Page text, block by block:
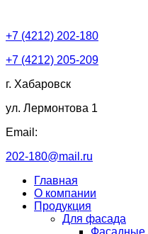
+7 (4212) 202-180
+7 (4212) 205-209
г. Хабаровск
ул. Лермонтова 1
Email:
202-180@mail.ru
Главная
О компании
Продукция
Для фасада
Фасадные